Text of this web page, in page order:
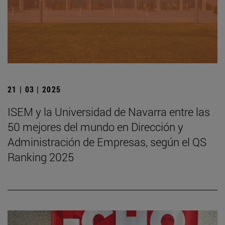
21 | 03 | 2025
ISEM y la Universidad de Navarra entre las
50 mejores del mundo en Dirección y
Administración de Empresas, según el QS
Ranking 2025